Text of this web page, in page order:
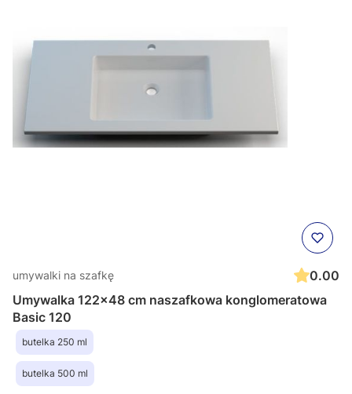
umywalki na szafkę
0.00
Umywalka 122x48 cm naszafkowa konglomeratowa
Basic 120
butelka 250 ml
butelka 500 ml